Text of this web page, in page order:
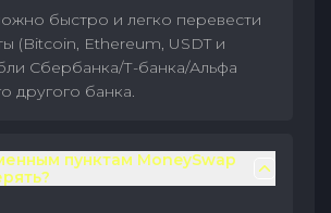
быстро и легко перевести
(Bitcoin, Ethereum, USDT и
Сбербанка/Т-банка/Альфа
другого банка.
пунктам MoneySwap